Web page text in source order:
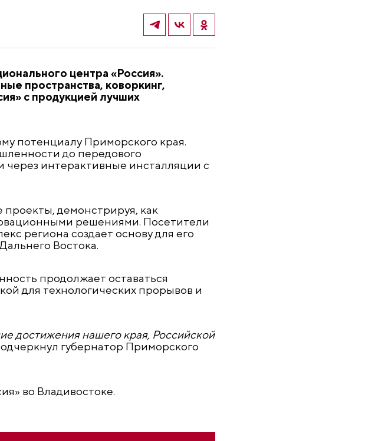
центра «Россия».
пространства, коворкинг,
с продукцией лучших
потенциалу Приморского края.
до передового
интерактивные инсталляции с
демонстрируя, как
решениями. Посетители
региона создает основу для его
Востока.
продолжает оставаться
для технологических прорывов и
достижения нашего края, Российской
губернатор Приморского
во Владивостоке.